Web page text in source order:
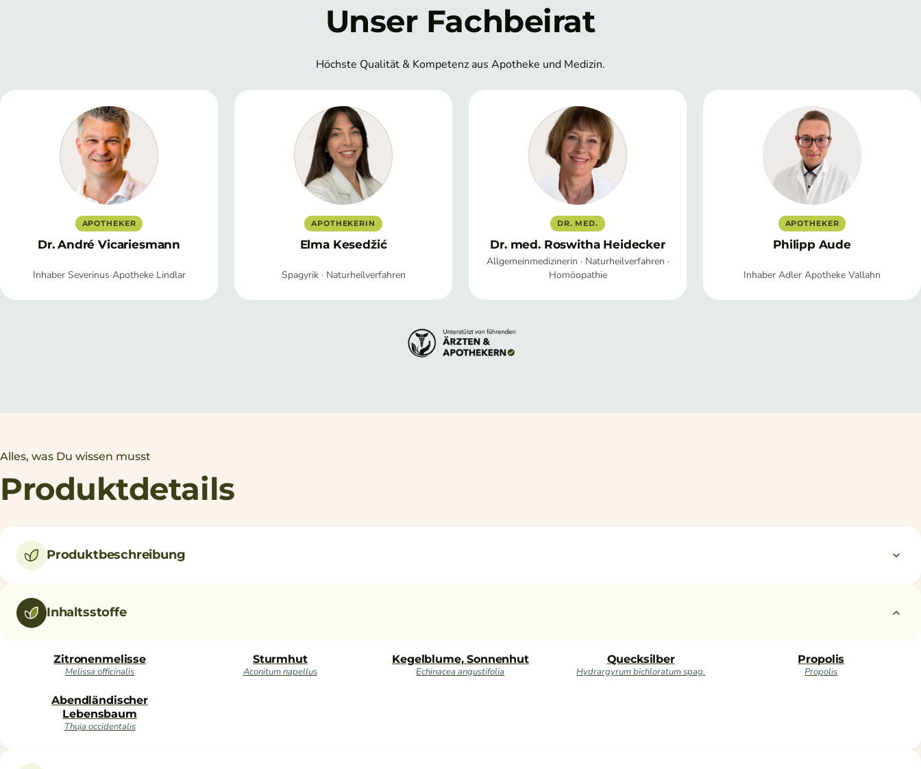
Unser Fachbeirat
Höchste Qualität & Kompetenz aus Apotheke und Medizin.
APOTHEKER
Dr. André Vicariesmann
Inhaber Severinus Apotheke Lindlar
APOTHEKERIN
Elma Kesedžić
Spagyrik · Naturheilverfahren
DR. MED.
Dr. med. Roswitha Heidecker
Allgemeinmedizinerin · Naturheilverfahren ·
Homöopathie
APOTHEKER
Philipp Aude
Inhaber Adler Apotheke Vallahn
Alles, was Du wissen musst
Produktdetails
Produktbeschreibung
Inhaltsstoffe
Zitronenmelisse
Melissa officinalis
Sturmhut
Aconitum napellus
Kegelblume, Sonnenhut
Echinacea angustifolia
Quecksilber
Hydrargyrum bichloratum spag.
Propolis
Propolis
Abendländischer
Lebensbaum
Thuja occidentalis